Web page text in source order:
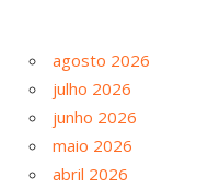
agosto 2026
julho 2026
junho 2026
maio 2026
abril 2026